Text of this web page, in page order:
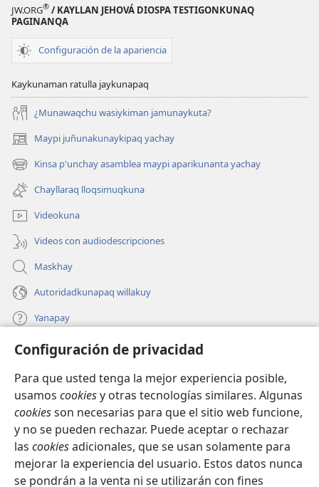
Configuración de privacidad
Para que usted tenga la mejor experiencia posible,
usamos cookiesy otras tecnologías similares. Algunas
cookiesson necesarias para que el sitio web funcione,
y no se pueden rechazar. Puede aceptar o rechazar
las cookiesadicionales, que se usan solamente para
mejorar la experiencia del usuario. Estos datos nunca
se pondrán a la venta ni se utilizarán con fines
JW.ORG® / KAYLLAN JEHOVÁ DIOSPA TESTIGONKUNAQ
PAGINANQA
Configuración de la apariencia
Kaykunaman ratulla jaykunapaq
¿Munawaqchu wasiykiman jamunaykuta?
Maypi juñunakunaykipaq yachay
(abre
una
nueva
ventana)
Kinsa p'unchay asamblea maypi aparikunanta yachay
(abre
una
nueva
ventana)
Chayllaraq lloqsimuqkuna
Videokuna
Videos con audiodescripciones
Maskhay
Autoridadkunapaq willakuy
Yanapay
Donacionta churanapaq
una
nueva
ventana)
INTERNETPI QELQANCHISKUNA Watchtower™
(abre
una
nueva
ventana)
JW Hub
(abre
una
nueva
ventana)
JW Library ®